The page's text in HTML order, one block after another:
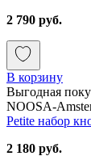
2 790 руб.
В корзину
Выгодная
NOOSA-
Petite набор
2 180 руб.